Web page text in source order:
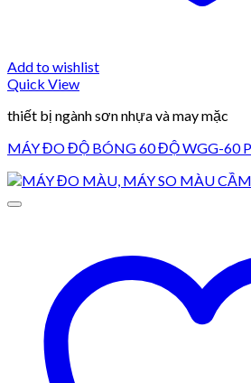
Add to wishlist
Quick View
thiết bị ngành sơn nhựa và may mặc
MÁY ĐO ĐỘ BÓNG 60 ĐỘ WGG-60